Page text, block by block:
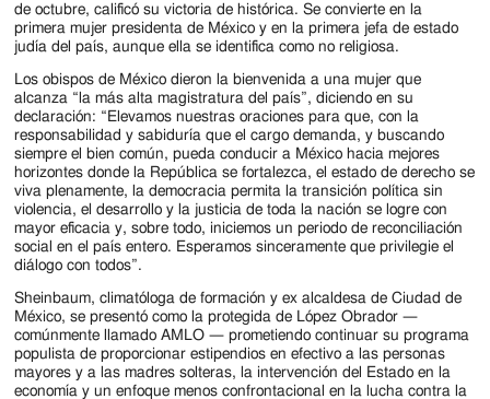
de octubre, calificó su victoria de histórica. Se convierte en la
primera mujer presidenta de México y en la primera jefa de estado
judía del país, aunque ella se identifica como no religiosa.
Los obispos de México dieron la bienvenida a una mujer que
alcanza “la más alta magistratura del país”, diciendo en su
declaración: “Elevamos nuestras oraciones para que, con la
responsabilidad y sabiduría que el cargo demanda, y buscando
siempre el bien común, pueda conducir a México hacia mejores
horizontes donde la República se fortalezca, el estado de derecho se
viva plenamente, la democracia permita la transición política sin
violencia, el desarrollo y la justicia de toda la nación se logre con
mayor eficacia y, sobre todo, iniciemos un periodo de reconciliación
social en el país entero. Esperamos sinceramente que privilegie el
diálogo con todos”.
Sheinbaum, climatóloga de formación y ex alcaldesa de Ciudad de
México, se presentó como la protegida de López Obrador —
comúnmente llamado AMLO — prometiendo continuar su programa
populista de proporcionar estipendios en efectivo a las personas
mayores y a las madres solteras, la intervención del Estado en la
economía y un enfoque menos confrontacional en la lucha contra la